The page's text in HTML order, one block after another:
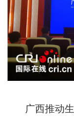
广西推动